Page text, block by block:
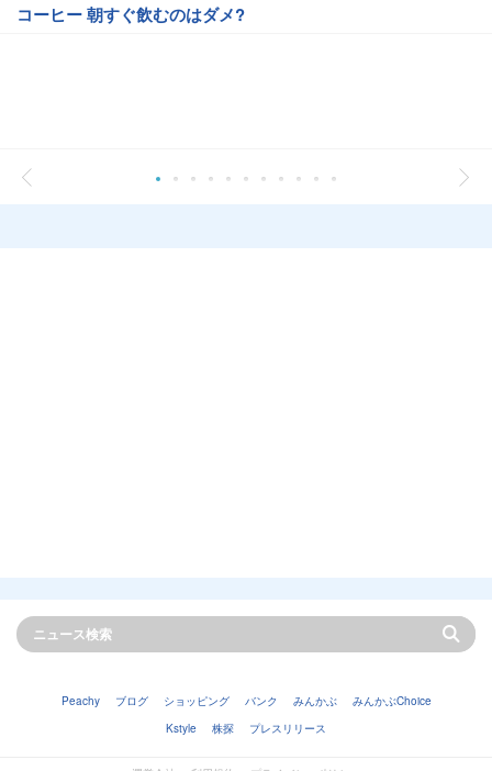
コーヒー 朝すぐ飲むのはダメ?
Peachy ブログ ショッピング バンク みんかぶ
みんかぶChoice
Kstyle
株探 プレスリリース